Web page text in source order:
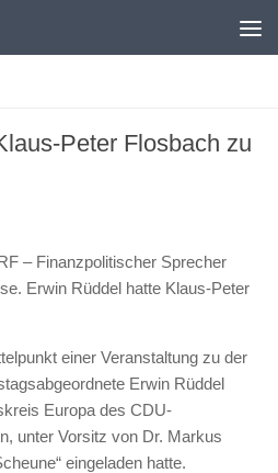
Peter Flosbach zu
– Finanzpolitischer Sprecher
Erwin Rüddel hatte Klaus-Peter
einer Veranstaltung zu der
Erwin Rüddel
Europa des CDU-
unter Vorsitz von Dr. Markus
eingeladen hatte.